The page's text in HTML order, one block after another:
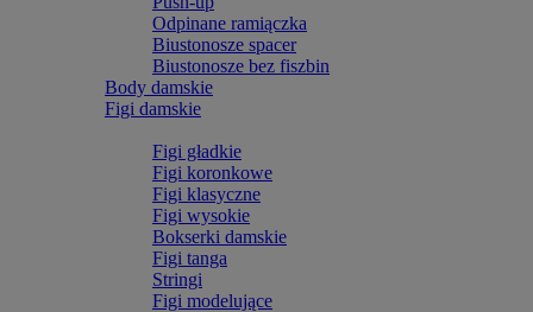
Odpinane ramiączka
Biustonosze spacer
Biustonosze bez fiszbin
Body damskie
Figi damskie
Figi gładkie
Figi koronkowe
Figi klasyczne
Figi wysokie
Bokserki damskie
Figi tanga
Stringi
Figi modelujące